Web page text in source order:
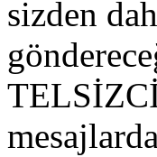
sizden